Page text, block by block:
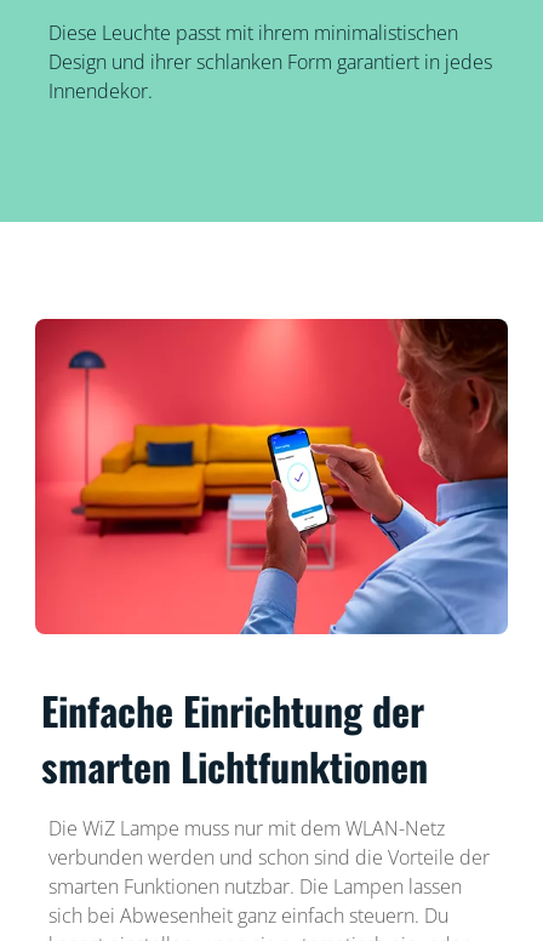
Diese Leuchte passt mit ihrem minimalistischen
Design und ihrer schlanken Form garantiert in jedes
Innendekor.
Einfache Einrichtung der
smarten Lichtfunktionen
Die WiZ Lampe muss nur mit dem WLAN-Netz
verbunden werden und schon sind die Vorteile der
smarten Funktionen nutzbar. Die Lampen lassen
sich bei Abwesenheit ganz einfach steuern. Du